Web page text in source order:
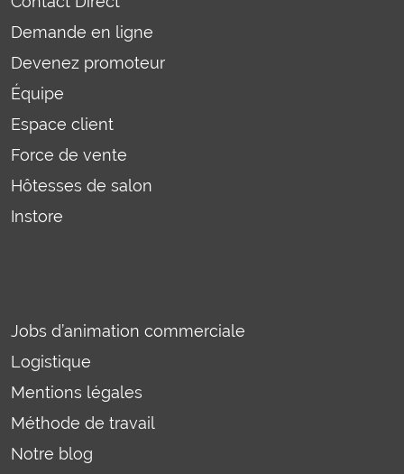
Demande en ligne
Devenez promoteur
Équipe
Espace client
Force de vente
Hôtesses de salon
Instore
Jobs d’animation commerciale
Logistique
Mentions légales
Méthode de travail
Notre blog